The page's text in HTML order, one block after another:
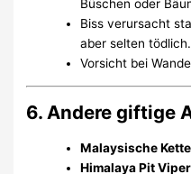
Büschen oder
Biss verursacht
aber selten tödlich.
Vorsicht bei
6. Andere giftige
Malaysische
Himalaya Pit Viper